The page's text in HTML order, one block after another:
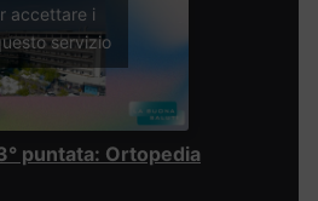
accettare i
servizio
puntata: Ortopedia